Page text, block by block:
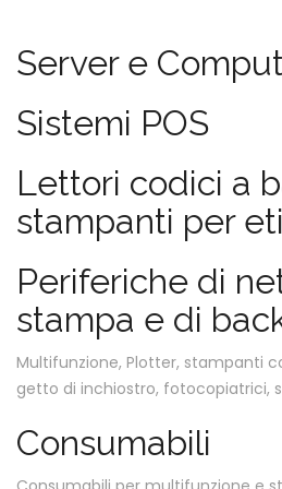
Server e
Sistemi POS
Lettori codici a
stampanti per
Periferiche di
stampa e di
Multifunzione, Plotter, stampanti
getto di inchiostro, fotocopiatrici,
Consumabili